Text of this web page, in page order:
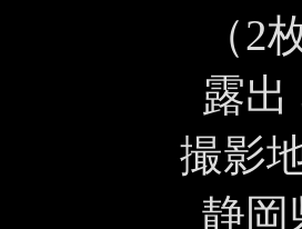
（2
露出
撮影
静岡